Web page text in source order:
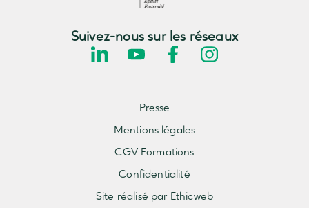
Suivez-nous sur les réseaux
Presse
Mentions légales
CGV Formations
Confidentialité
Site réalisé par Ethicweb